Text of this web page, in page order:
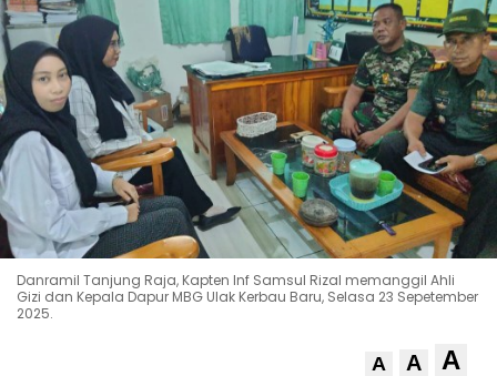
Danramil Tanjung Raja, Kapten Inf Samsul Rizal memanggil Ahli
Gizi dan Kepala Dapur MBG Ulak Kerbau Baru, Selasa 23 Sepetember
2025.
A A A